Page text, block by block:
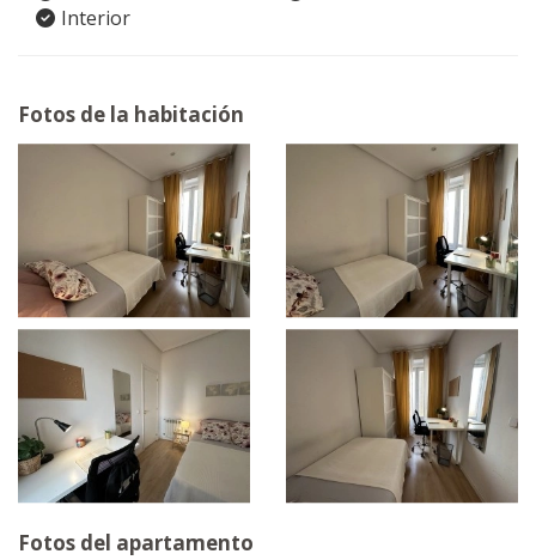
Interior
Fotos de la habitación
Fotos del apartamento